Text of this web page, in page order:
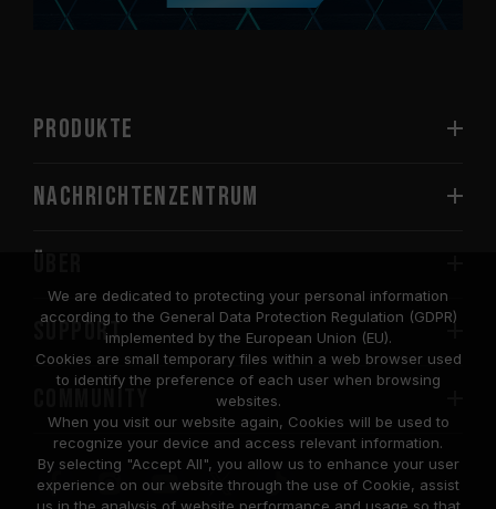
PRODUKTE
Nachrichtenzentrum
SUPPORT
COMMUNITY
We are dedicated to protecting your personal information
according to the General Data Protection Regulation (GDPR)
implemented by the European Union (EU).
Cookies are small temporary files within a web browser used
to identify the preference of each user when browsing
websites.
When you visit our website again, Cookies will be used to
recognize your device and access relevant information.
By selecting "Accept All", you allow us to enhance your user
experience on our website through the use of Cookie, assist